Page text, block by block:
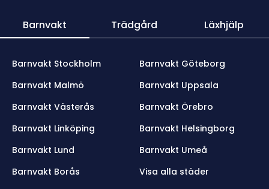
Barnvakt Trädgård Läxhjälp
Barnvakt Stockholm
Barnvakt Göteborg
Barnvakt Malmö
Barnvakt Uppsala
Barnvakt Västerås
Barnvakt Örebro
Barnvakt Linköping
Barnvakt Helsingborg
Barnvakt Lund
Barnvakt Umeå
Barnvakt Borås
Visa alla städer